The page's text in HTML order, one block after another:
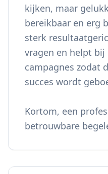
kijken, maar
bereikbaar en erg
sterk
vragen en helpt
campagnes zodat
succes wordt
Kortom, een
betrouwbare